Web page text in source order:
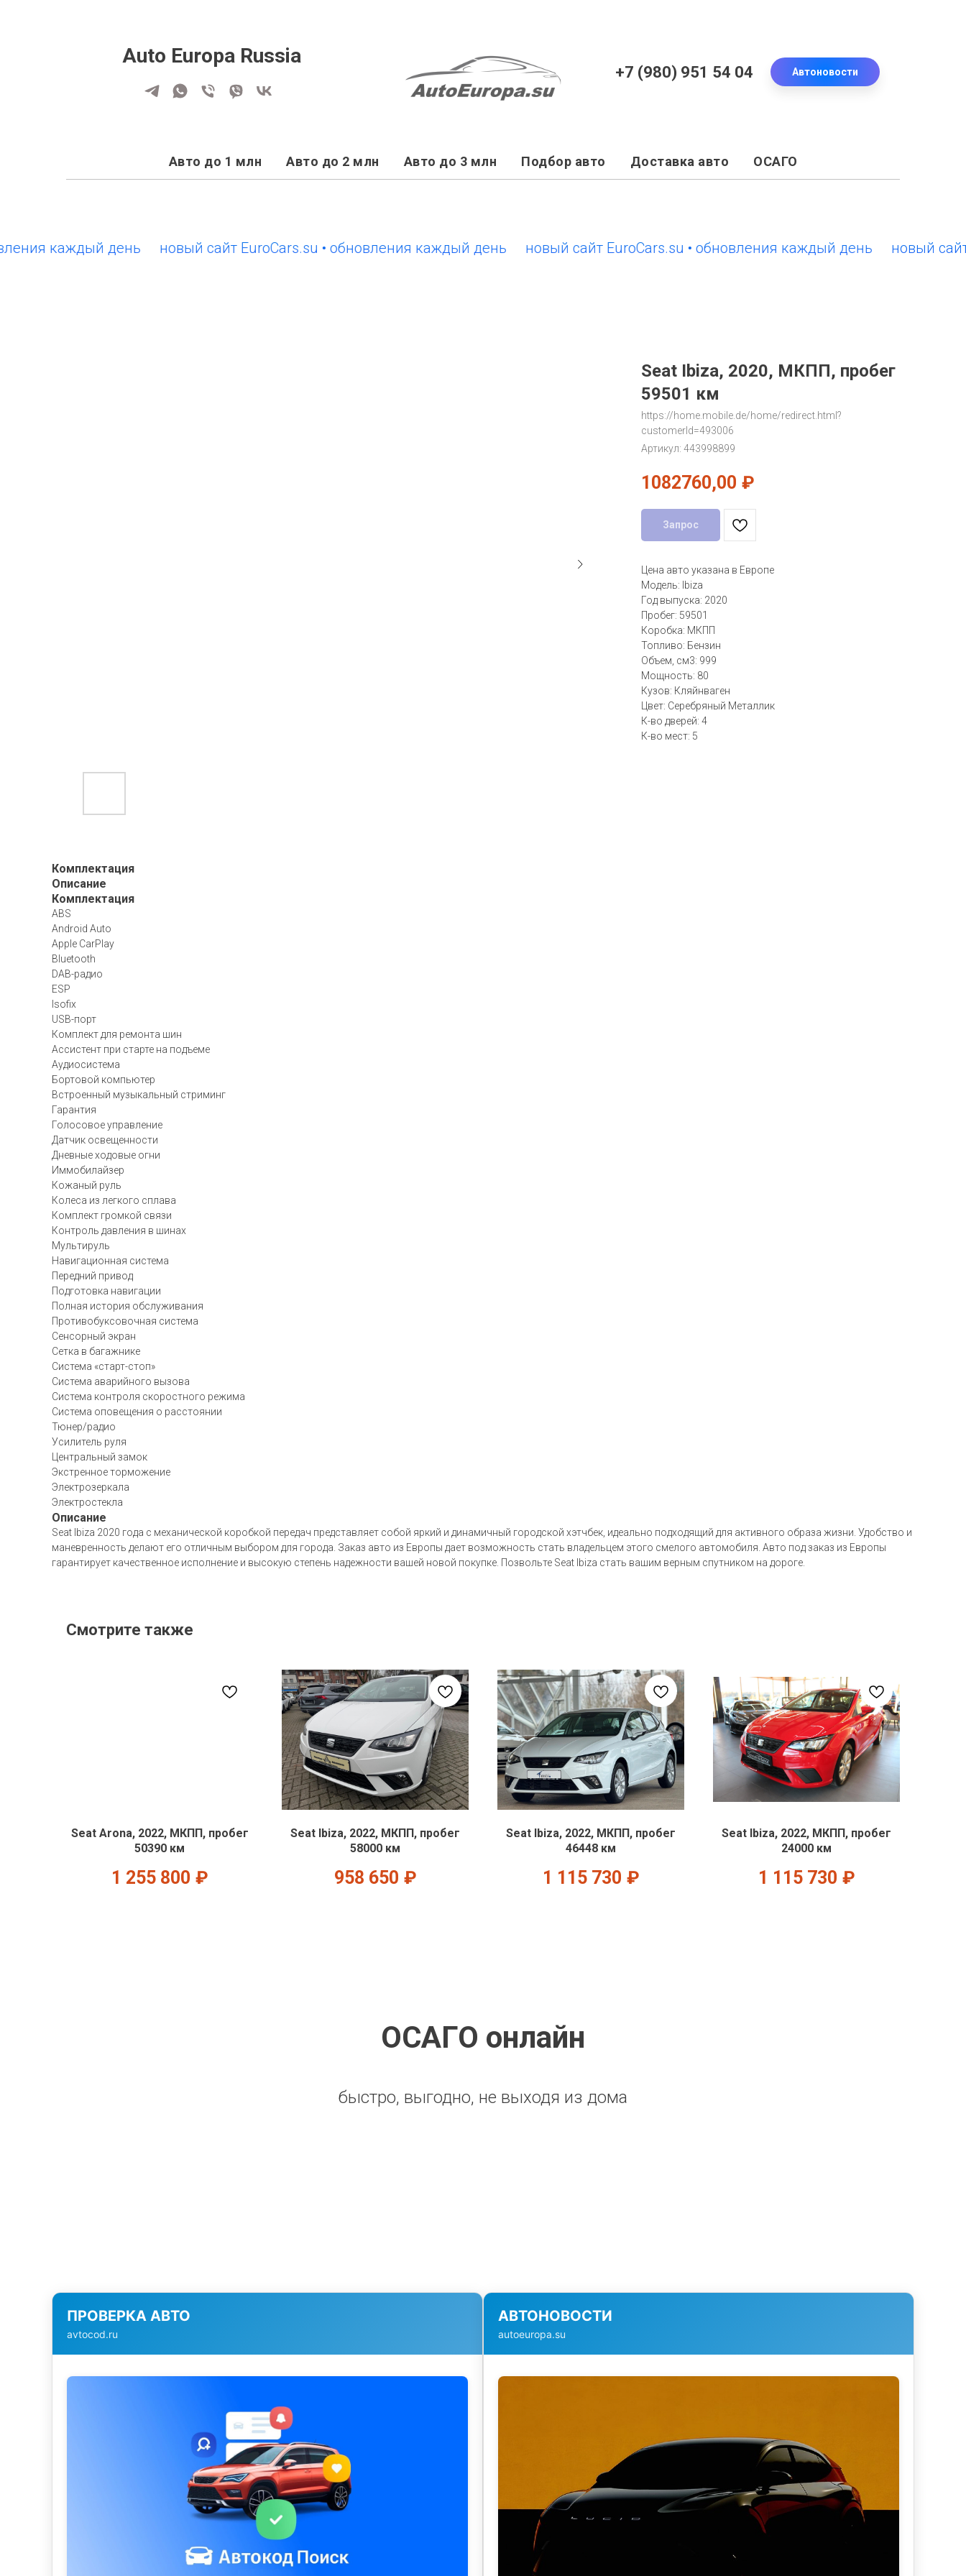
Auto Europa Russia
+7 (980) 951 54 04 Автоновости
Авто до 1 млн Авто до 2 млн Авто до 3 млн Подбор авто Доставка авто ОСАГО
каждый день новый сайт EuroCars.su • обновления каждый день новый сайт EuroCars.su • обновления каждый день новый сайт
Seat Ibiza, 2020, МКПП, пробег
59501 км
https://home.mobile.de/home/redirect.html?
customerId=493006
Артикул: 443998899
1082760,00 ₽
Запрос
Цена авто указана в Европе
Модель: Ibiza
Год выпуска: 2020
Пробег: 59501
Коробка: МКПП
Топливо: Бензин
Объем, см3: 999
Мощность: 80
Кузов: Кляйнваген
Цвет: Серебряный Металлик
К-во дверей: 4
К-во мест: 5
Комплектация
Описание
Комплектация
ABS
Android Auto
Apple CarPlay
Bluetooth
DAB-радио
ESP
Isofix
USB-порт
Комплект для ремонта шин
Ассистент при старте на подъеме
Аудиосистема
Бортовой компьютер
Встроенный музыкальный стриминг
Гарантия
Голосовое управление
Датчик освещенности
Дневные ходовые огни
Иммобилайзер
Кожаный руль
Колеса из легкого сплава
Комплект громкой связи
Контроль давления в шинах
Мультируль
Навигационная система
Передний привод
Подготовка навигации
Полная история обслуживания
Противобуксовочная система
Сенсорный экран
Сетка в багажнике
Система «старт-стоп»
Система аварийного вызова
Система контроля скоростного режима
Система оповещения о расстоянии
Тюнер/радио
Усилитель руля
Центральный замок
Экстренное торможение
Электрозеркала
Электростекла
Описание
Seat Ibiza 2020 года с механической коробкой передач представляет собой яркий и динамичный городской хэтчбек, идеально подходящий для активного образа жизни. Удобство и
маневренность делают его отличным выбором для города. Заказ авто из Европы дает возможность стать владельцем этого смелого автомобиля. Авто под заказ из Европы
гарантирует качественное исполнение и высокую степень надежности вашей новой покупке. Позвольте Seat Ibiza стать вашим верным спутником на дороге.
Смотрите также
Seat Arona, 2022, МКПП, пробег
50390 км
1 255 800 ₽
Seat Ibiza, 2022, МКПП, пробег
58000 км
958 650 ₽
Seat Ibiza, 2022, МКПП, пробег
46448 км
1 115 730 ₽
Seat Ibiza, 2022, МКПП, пробег
24000 км
1 115 730 ₽
ОСАГО онлайн
быстро, выгодно, не выходя из дома
ПРОВЕРКА АВТО
avtocod.ru
АВТОНОВОСТИ
autoeuropa.su